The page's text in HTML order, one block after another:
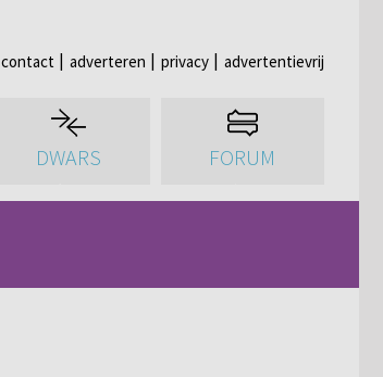
contact adverteren privacy advertentievrij
DWARS FORUM